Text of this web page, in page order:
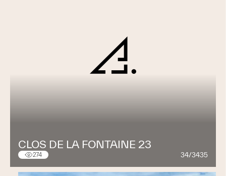
CLOS DE LA FONTAINE 23
274 34/3435